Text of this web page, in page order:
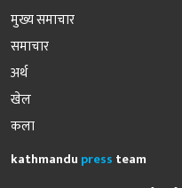
मुख्य समाचार
समाचार
अर्थ
खेल
कला
kathmandu press team